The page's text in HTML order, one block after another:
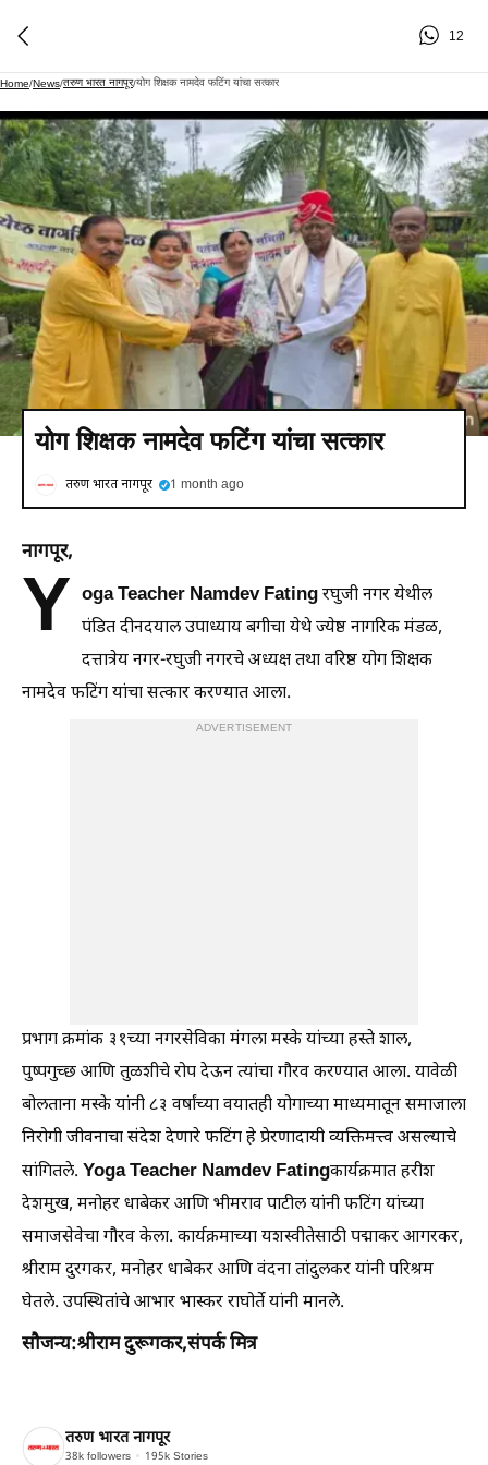
12
Home/News/तरुण भारत नागपूर/योग शिक्षक नामदेव फटिंग यांचा सत्कार
योग शिक्षक नामदेव फटिंग यांचा सत्कार
तरुण भारत नागपूर 1 month ago
नागपूर,
Y oga Teacher Namdev Fatingरघुजी नगर येथील
पंडित दीनदयाल उपाध्याय बगीचा येथे ज्येष्ठ नागरिक मंडळ,
दत्तात्रेय नगर-रघुजी नगरचे अध्यक्ष तथा वरिष्ठ योग शिक्षक
नामदेव फटिंग यांचा सत्कार करण्यात आला.
ADVERTISEMENT
प्रभाग क्रमांक ३१च्या नगरसेविका मंगला मस्के यांच्या हस्ते शाल,
पुष्पगुच्छ आणि तुळशीचे रोप देऊन त्यांचा गौरव करण्यात आला. यावेळी
बोलताना मस्के यांनी ८३ वर्षांच्या वयातही योगाच्या माध्यमातून समाजाला
निरोगी जीवनाचा संदेश देणारे फटिंग हे प्रेरणादायी व्यक्तिमत्त्व असल्याचे
सांगितले. Yoga Teacher Namdev Fatingकार्यक्रमात हरीश
देशमुख, मनोहर धाबेकर आणि भीमराव पाटील यांनी फटिंग यांच्या
समाजसेवेचा गौरव केला. कार्यक्रमाच्या यशस्वीतेसाठी पद्माकर आगरकर,
श्रीराम दुरगकर, मनोहर धाबेकर आणि वंदना तांदुलकर यांनी परिश्रम
घेतले. उपस्थितांचे आभार भास्कर राघोर्ते यांनी मानले.
सौजन्य:श्रीराम दुरूगकर,संपर्क मित्र
तरुण भारत नागपूर
38k followers 195k Stories